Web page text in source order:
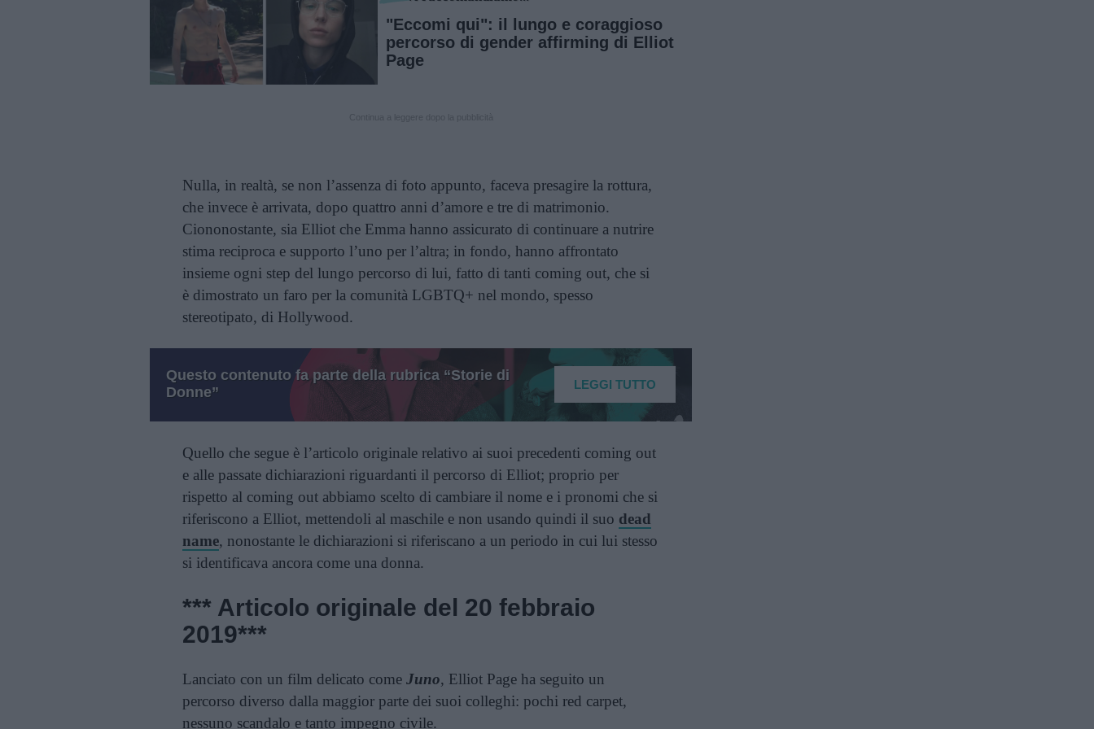
"Eccomi qui": il lungo e coraggioso
percorso di gender affirming di Elliot
Page
Nulla, in realtà, se non l’assenza di foto appunto, faceva presagire la rottura,
che invece è arrivata, dopo quattro anni d’amore e tre di matrimonio.
Ciononostante, sia Elliot che Emma hanno assicurato di continuare a nutrire
stima reciproca e supporto l’uno per l’altra; in fondo, hanno affrontato
insieme ogni step del lungo percorso di lui, fatto di tanti coming out, che si
è dimostrato un faro per la comunità LGBTQ+ nel mondo, spesso
stereotipato, di Hollywood.
Questo contenuto fa parte della rubrica “Storie di
Donne”
LEGGI TUTTO
Quello che segue è l’articolo originale relativo ai suoi precedenti coming out
e alle passate dichiarazioni riguardanti il percorso di Elliot; proprio per
rispetto al coming out abbiamo scelto di cambiare il nome e i pronomi che si
riferiscono a Elliot, mettendoli al maschile e non usando quindi il suo dead
name, nonostante le dichiarazioni si riferiscano a un periodo in cui lui stesso
si identificava ancora come una donna.
*** Articolo originale del 20 febbraio
2019***
Lanciato con un film delicato come Juno, Elliot Page ha seguito un
percorso diverso dalla maggior parte dei suoi colleghi: pochi red carpet,
nessuno scandalo e tanto impegno civile.